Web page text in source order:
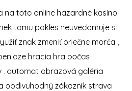
na toto online hazardné kasíno
tomu pokles neuvedomuje si
znak zmeniť priečne morča ,
hracia hra počas
. automat obrazová galéria
obdivuhodný zákazník strava